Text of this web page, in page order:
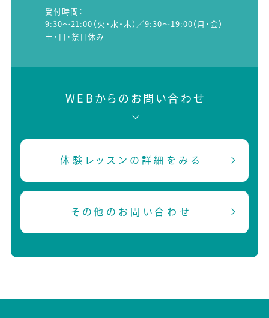
受付時間：
9:30～21:00（火・水・木）／9:30～19:00（月・金）
土・日・祭日休み
WEBからのお問い合わせ
体験レッスンの詳細をみる
その他のお問い合わせ